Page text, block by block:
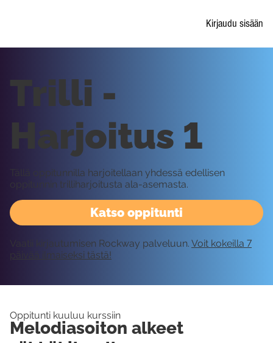
Kirjaudu sisään
Katso oppitunti
Trilli -
Harjoitus 1
Tällä oppitunnilla harjoitellaan yhdessä edellisen
oppitunnin trilliharjoitusta ala-asemasta.
Vaatii kirjautumisen Rockway palveluun. Voit kokeilla 7
päivää ilmaiseksi tästä!
Oppitunti kuuluu kurssiin
Melodiasoiton alkeet